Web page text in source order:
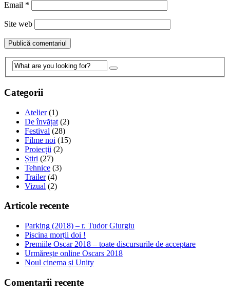
Email *
Site web
Categorii
Atelier(1)
De învățat (2)
Festival (28)
Filme noi (15)
Proiecții (2)
Știri (27)
Tehnice (3)
Trailer(4)
Vizual (2)
Articole recente
Parking (2018) – r. Tudor Giurgiu
Piscina morții doi !
Premiile Oscar 2018 – toate discursurile de acceptare
Urmărește online Oscars 2018
Noul cinema și Unity
Comentarii recente